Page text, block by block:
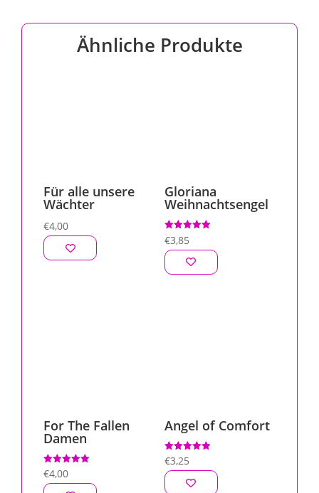
Ähnliche Produkte
Für alle unsere
Wächter
€4,00
Gloriana
Weihnachtsengel
Bewertet mit
5.00
von 5
€3,85
For The Fallen
Damen
Bewertet mit
5.00
von 5
€4,00
Angel of Comfort
Bewertet mit
5.00
von 5
€3,25